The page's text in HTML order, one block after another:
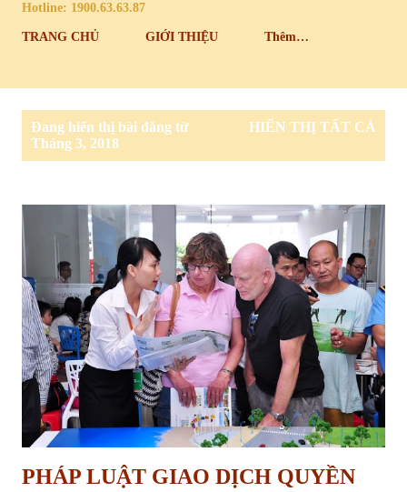
Hotline: 1900.63.63.87
TRANG CHỦ GIỚI THIỆU Thêm…
Đang hiển thị bài đăng từ
Tháng 3, 2018
HIỂN THỊ TẤT CẢ
PHÁP LUẬT GIAO DỊCH QUYỀN